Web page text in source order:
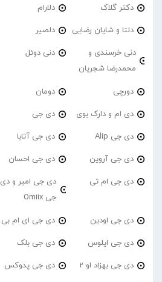
دکتر گلاک دلارام
دلتا و شایان رضایی دلصیر
دنی خرسندی و
محمدرضا شجریان
دنی دوئل
دورچی دومان
دی ام و دارک بوی دی جی
دی جی Alip دی جی آتابا
دی جی آروین دی جی احسان
دی جی ام تی
دی جی امیر و دی
جی Omiix
دی جی اودین دی جی ای ام بی
دی جی ایلوس دی جی بلک
دی جی بهزاد او 2 دی جی پدوکس